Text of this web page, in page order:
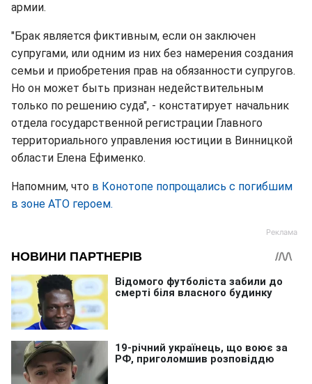
армии.
"Брак является фиктивным, если он заключен
супругами, или одним из них без намерения создания
семьи и приобретения прав на обязанности супругов.
Но он может быть признан недействительным
только по решению суда", - констатирует начальник
отдела государственной регистрации Главного
территориального управления юстиции в Винницкой
области Елена Ефименко.
Напомним, что в Конотопе попрощались с погибшим
в зоне АТО героем.